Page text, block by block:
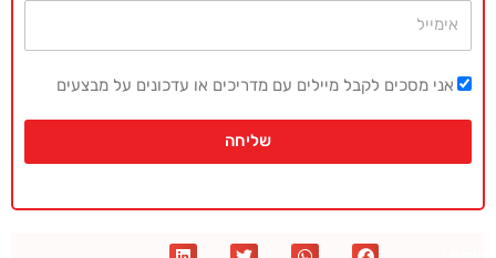
אני מסכים לקבל מיילים עם מדריכים או עדכונים על מבצעים
שליחה